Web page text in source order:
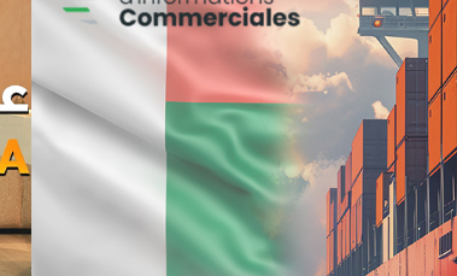
Banque et finance
Marketing Digital & Com 360°
Stratégie Social Media
Activation digitale & média
Achat media